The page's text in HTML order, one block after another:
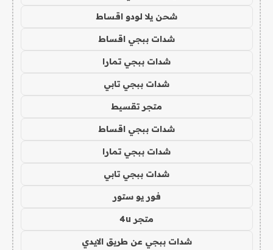
شحن يلا لودو اقساط
شدات ببجي اقساط
شدات ببجي تمارا
شدات ببجي تابي
متجر تقسيط
شدات ببجي اقساط
شدات ببجي تمارا
شدات ببجي تابي
فور يو ستور
متجر 4u
شدات ببجي عن طريق الايدي